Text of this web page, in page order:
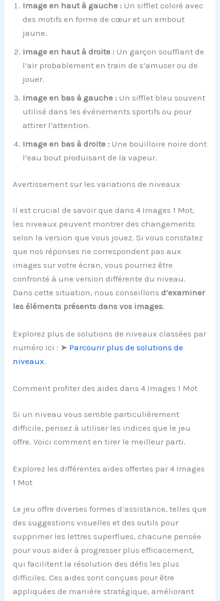
Image en haut à gauche : Un sifflet coloré avec
des motifs en forme de cœur et un embout
jaune.
Image en haut à droite : Un garçon soufflant de
l’air probablement en train de s’amuser ou de
jouer.
Image en bas à gauche : Un sifflet bleu souvent
utilisé dans les événements sportifs ou pour
attirer l’attention.
Image en bas à droite : Une bouilloire noire dont
l’eau bout produisant de la vapeur.
Avertissement sur les variations de niveaux
Il est crucial de savoir que dans 4 Images 1 Mot,
les niveaux peuvent montrer des changements
selon la version que vous jouez. Si vous constatez
que nos réponses ne correspondent pas aux
images sur votre écran, vous pourriez être
confronté à une version différente du niveau.
Dans cette situation, nous conseillonsd’examiner
les éléments présents dans vos images.
Explorez plus de solutions de niveaux classées par
numéro ici : ➤ Parcourir plus de solutions de
niveaux.
Comment profiter des aides dans 4 Images 1 Mot
Si un niveau vous semble particulièrement
difficile, pensez à utiliser les indices que le jeu
offre. Voici comment en tirer le meilleur parti.
Explorez les différentes aides offertes par 4 Images
1 Mot
Le jeu offre diverses formes d’assistance, telles que
des suggestions visuelles et des outils pour
supprimer les lettres superflues, chacune pensée
pour vous aider à progresser plus efficacement,
qui facilitent la résolution des défis les plus
difficiles. Ces aides sont conçues pour être
appliquées de manière stratégique, améliorant